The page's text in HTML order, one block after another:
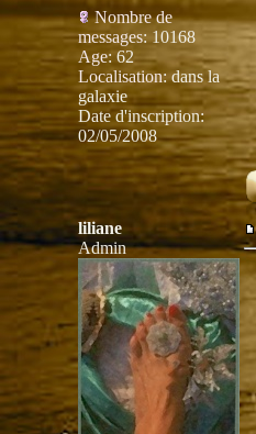
Nombre de
messages: 10168
Age: 62
Localisation:dans la
galaxie
Date d'inscription:
02/05/2008
liliane
Admin